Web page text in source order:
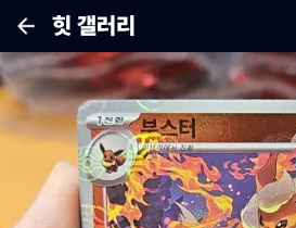
힛 갤러리